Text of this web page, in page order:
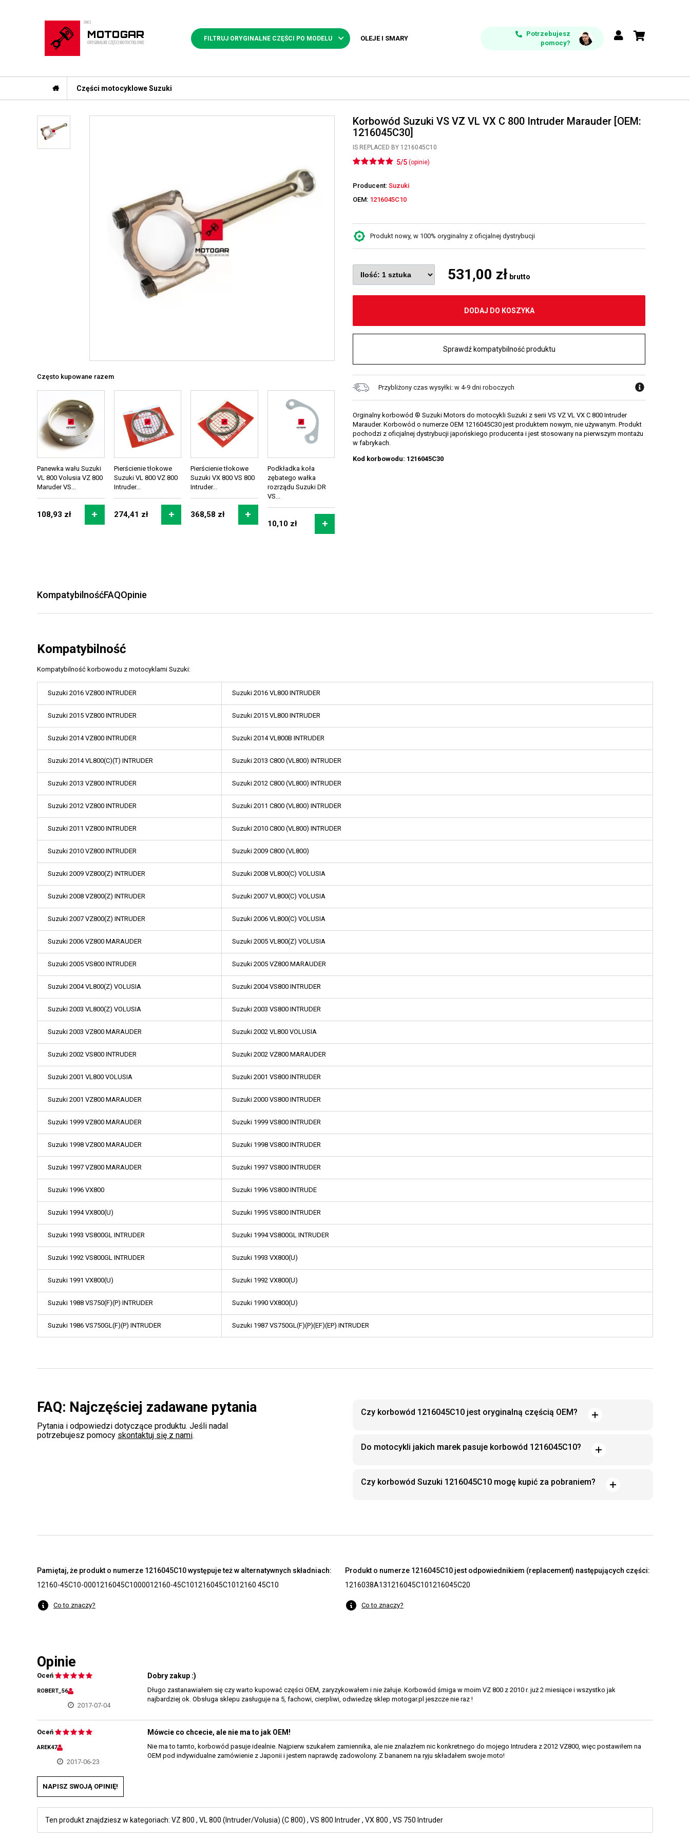
FILTRUJ ORYGINALNE CZĘŚCI PO MODELU OLEJE I SMARY
Potrzebujesz
pomocy?
Części motocyklowe Suzuki
Często kupowane razem
Panewka wału Suzuki
VL 800 Volusia VZ 800
Maruder VS...
108,93 zł
Pierścienie tłokowe
Suzuki VL 800 VZ 800
Intruder...
274,41 zł
Pierścienie tłokowe
Suzuki VX 800 VS 800
Intruder...
368,58 zł
Podkładka koła
zębatego wałka
rozrządu Suzuki DR
VS...
10,10 zł
Korbowód Suzuki VS VZ VL VX C 800 Intruder Marauder [OEM:
1216045C30]
IS REPLACED BY 1216045C10
5/5 (opinie)
Producent: Suzuki
OEM: 1216045C10
Produkt nowy, w 100% oryginalny z oficjalnej dystrybucji
531,00 zł brutto
DODAJ DO KOSZYKA
Sprawdź kompatybilność produktu
Przybliżony czas wysyłki: w 4-9 dni roboczych
Orginalny korbowód ® Suzuki Motors do motocykli Suzuki z serii VS VZ VL VX C 800 Intruder
Marauder. Korbowód o numerze OEM 1216045C30 jest produktem nowym, nie używanym. Produkt
pochodzi z oficjalnej dystrybucji japońskiego producenta i jest stosowany na pierwszym montażu
w fabrykach.
Kod korbowodu: 1216045C30
KompatybilnośćFAQOpinie
Kompatybilność
Kompatybilność korbowodu z motocyklami Suzuki:
Suzuki 2016 VZ800 INTRUDER Suzuki 2016 VL800 INTRUDER
Suzuki 2015 VZ800 INTRUDER Suzuki 2015 VL800 INTRUDER
Suzuki 2014 VZ800 INTRUDER Suzuki 2014 VL800B INTRUDER
Suzuki 2014 VL800(C)(T) INTRUDER Suzuki 2013 C800 (VL800) INTRUDER
Suzuki 2013 VZ800 INTRUDER Suzuki 2012 C800 (VL800) INTRUDER
Suzuki 2012 VZ800 INTRUDER Suzuki 2011 C800 (VL800) INTRUDER
Suzuki 2011 VZ800 INTRUDER Suzuki 2010 C800 (VL800) INTRUDER
Suzuki 2010 VZ800 INTRUDER Suzuki 2009 C800 (VL800)
Suzuki 2009 VZ800(Z) INTRUDER Suzuki 2008 VL800(C) VOLUSIA
Suzuki 2008 VZ800(Z) INTRUDER Suzuki 2007 VL800(C) VOLUSIA
Suzuki 2007 VZ800(Z) INTRUDER Suzuki 2006 VL800(C) VOLUSIA
Suzuki 2006 VZ800 MARAUDER Suzuki 2005 VL800(Z) VOLUSIA
Suzuki 2005 VS800 INTRUDER Suzuki 2005 VZ800 MARAUDER
Suzuki 2004 VL800(Z) VOLUSIA Suzuki 2004 VS800 INTRUDER
Suzuki 2003 VL800(Z) VOLUSIA Suzuki 2003 VS800 INTRUDER
Suzuki 2003 VZ800 MARAUDER Suzuki 2002 VL800 VOLUSIA
Suzuki 2002 VS800 INTRUDER Suzuki 2002 VZ800 MARAUDER
Suzuki 2001 VL800 VOLUSIA Suzuki 2001 VS800 INTRUDER
Suzuki 2001 VZ800 MARAUDER Suzuki 2000 VS800 INTRUDER
Suzuki 1999 VZ800 MARAUDER Suzuki 1999 VS800 INTRUDER
Suzuki 1998 VZ800 MARAUDER Suzuki 1998 VS800 INTRUDER
Suzuki 1997 VZ800 MARAUDER Suzuki 1997 VS800 INTRUDER
Suzuki 1996 VX800 Suzuki 1996 VS800 INTRUDE
Suzuki 1994 VX800(U) Suzuki 1995 VS800 INTRUDER
Suzuki 1993 VS800GL INTRUDER Suzuki 1994 VS800GL INTRUDER
Suzuki 1992 VS800GL INTRUDER Suzuki 1993 VX800(U)
Suzuki 1991 VX800(U) Suzuki 1992 VX800(U)
Suzuki 1988 VS750(F)(P) INTRUDER Suzuki 1990 VX800(U)
Suzuki 1986 VS750GL(F)(P) INTRUDER Suzuki 1987 VS750GL(F)(P)(EF)(EP) INTRUDER
FAQ: Najczęściej zadawane pytania
Pytania i odpowiedzi dotyczące produktu. Jeśli nadal
potrzebujesz pomocy skontaktuj się z nami.
Czy korbowód 1216045C10 jest oryginalną częścią OEM?
Do motocykli jakich marek pasuje korbowód 1216045C10?
Czy korbowód Suzuki 1216045C10 mogę kupić za pobraniem?
Pamiętaj, że produkt o numerze 1216045C10 występuje też w alternatywnych składniach:
12160-45C10-0001216045C1000012160-45C101216045C1012160 45C10
Co to znaczy?
Produkt o numerze 1216045C10 jest odpowiednikiem (replacement) następujących części:
1216038A131216045C101216045C20
Co to znaczy?
Opinie
Oceń
ROBERT_56
2017-07-04
Dobry zakup :)
Długo zastanawiałem się czy warto kupować części OEM, zaryzykowałem i nie żałuje. Korbowód śmiga w moim VZ 800 z 2010 r. już 2 miesiące i wszystko jak
najbardziej ok. Obsługa sklepu zasługuje na 5, fachowi, cierpliwi, odwiedzę sklep motogar.pl jeszcze nie raz !
Oceń
AREK47
2017-06-23
Mówcie co chcecie, ale nie ma to jak OEM!
Nie ma to tamto, korbowód pasuje idealnie. Najpierw szukałem zamiennika, ale nie znalazłem nic konkretnego do mojego Intrudera z 2012 VZ800, więc postawiłem na
OEM pod indywidualne zamówienie z Japonii i jestem naprawdę zadowolony. Z bananem na ryju składałem swoje moto!
NAPISZ SWOJĄ OPINIĘ!
Ten produkt znajdziesz w kategoriach: VZ 800 , VL 800 (Intruder/Volusia) (C 800) , VS 800 Intruder, VX 800 , VS 750 Intruder